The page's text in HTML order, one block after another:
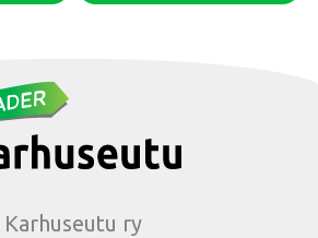
Karhuseutu ry